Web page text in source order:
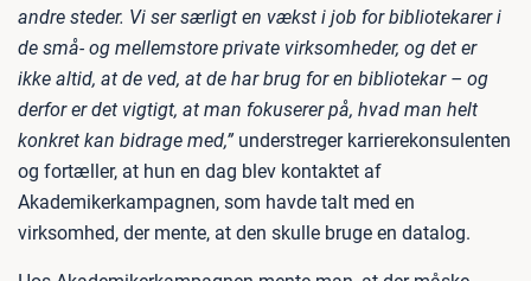
andre steder. Vi ser særligt en vækst i job for bibliotekarer i
de små- og mellemstore private virksomheder, og det er
ikke altid, at de ved, at de har brug for en bibliotekar – og
derfor er det vigtigt, at man fokuserer på, hvad man helt
konkret kan bidrage med,” understreger karrierekonsulenten
og fortæller, at hun en dag blev kontaktet af
Akademikerkampagnen, som havde talt med en
virksomhed, der mente, at den skulle bruge en datalog.